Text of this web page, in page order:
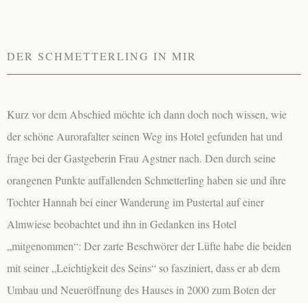
DER SCHMETTERLING IN MIR
Kurz vor dem Abschied möchte ich dann doch noch wissen, wie
der schöne Aurorafalter seinen Weg ins Hotel gefunden hat und
frage bei der Gastgeberin Frau Agstner nach. Den durch seine
orangenen Punkte auffallenden Schmetterling haben sie und ihre
Tochter Hannah bei einer Wanderung im Pustertal auf einer
Almwiese beobachtet und ihn in Gedanken ins Hotel
„mitgenommen“: Der zarte Beschwörer der Lüfte habe die beiden
mit seiner „Leichtigkeit des Seins“ so fasziniert, dass er ab dem
Umbau und Neueröffnung des Hauses in 2000 zum Boten der